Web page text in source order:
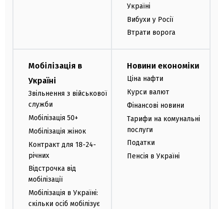
Україні
Вибухи у Росії
Втрати ворога
Мобілізація в
Україні
Звільнення з військової
служби
Мобілізація 50+
Мобілізація жінок
Контракт для 18-24-
річних
Відстрочка від
мобілізації
Мобілізація в Україні:
скільки осіб мобілізує
Новини економіки
Ціна нафти
Курси валют
Фінансові новини
Тарифи на комунальні
послуги
Податки
Пенсія в Україні